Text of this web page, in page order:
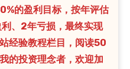
的盈利目标，按年评估
、2年亏损，最终实现
经验教程栏目，阅读50
的投资理念者，欢迎加